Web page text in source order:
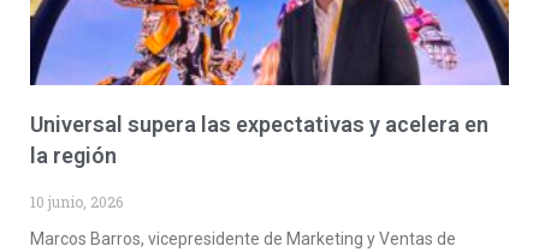
Universal supera las expectativas y acelera en
la región
10 junio, 2026
Marcos Barros, vicepresidente de Marketing y Ventas de